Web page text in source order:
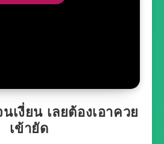
เงี่ยน เลยต้องเอาควย
เข้ายัด